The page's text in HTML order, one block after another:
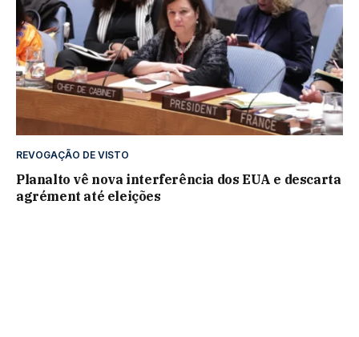
REVOGAÇÃO DE VISTO
Planalto vê nova interferência dos EUA e descarta
agrément até eleições